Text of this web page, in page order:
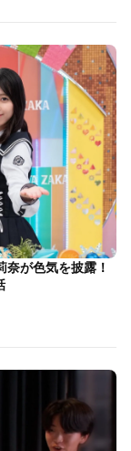
が色気を披露！